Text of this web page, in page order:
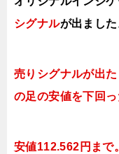
シグナルが出ました
売りシグナルが出
の足の安値を下回っ
安値112.562円まで。